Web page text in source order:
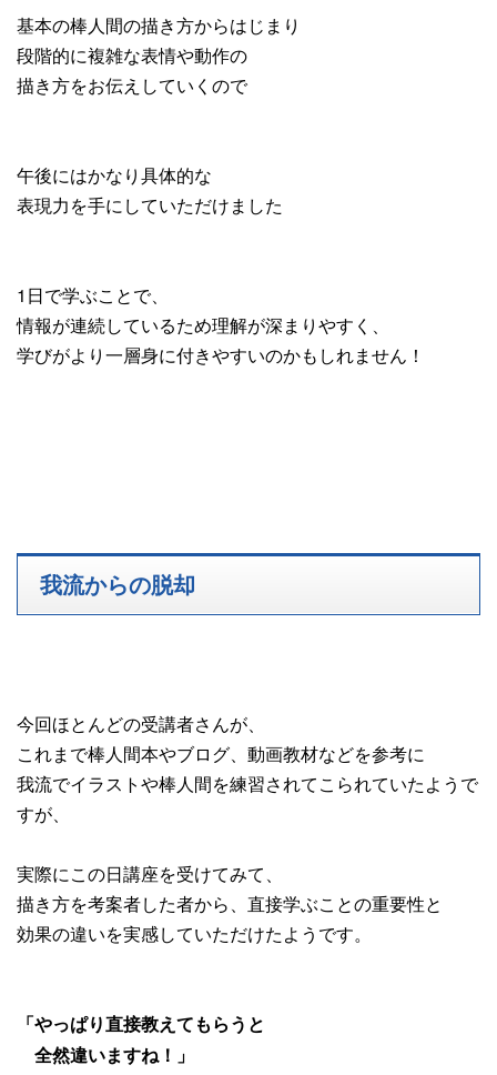
基本の棒人間の描き方からはじまり
段階的に複雑な表情や動作の
描き方をお伝えしていくので
午後にはかなり具体的な
表現力を手にしていただけました
1日で学ぶことで、
情報が連続しているため理解が深まりやすく、
学びがより一層身に付きやすいのかもしれません！
我流からの脱却
今回ほとんどの受講者さんが、
これまで棒人間本やブログ、動画教材などを参考に
我流でイラストや棒人間を練習されてこられていたようで
すが、
実際にこの日講座を受けてみて、
描き方を考案者した者から、直接学ぶことの重要性と
効果の違いを実感していただけたようです。
「やっぱり直接教えてもらうと
全然違いますね！」